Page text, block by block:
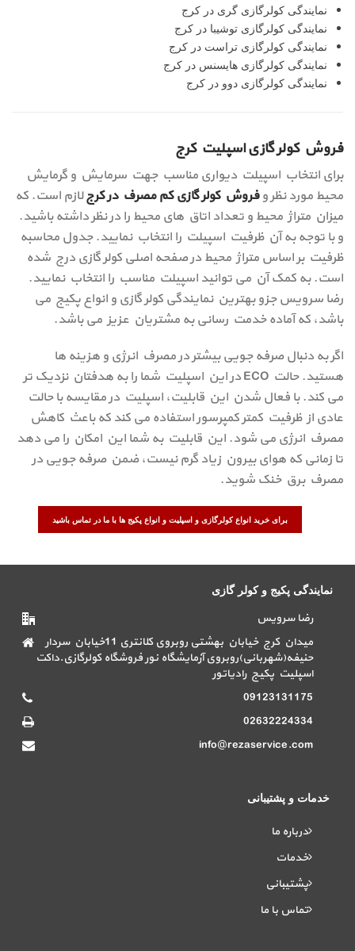
نمایندگی کولرگازی گری در کرج
نمایندگی کولرگازی توشیبا در کرج
نمایندگی کولرگازی تراست در کرج
نمایندگی کولرگازی هایسنس در کرج
نمایندگی کولرگازی دوو در کرج
فروش کولر گازی اسپلیت کرج
برای انتخاب اسپیلت دیواری مناسب جهت سرمایش و گرمایش
محیط مورد نظر وفروش کولر گازی کم مصرف در کرجلازم است. که
میزان متراژ محیط و تعداد اتاق های محیط را در نظر داشته باشید.
و با توجه به آن ظرفیت اسپیلت را انتخاب نمایید. جدول محاسبه
ظرفیت بر اساس متراژ محیط در صفحه اصلی کولر گازی درج شده
است. به کمک آن می توانید اسپیلت مناسب را انتخاب نمایید.
رضا سرویس جزو بهترین نمایندگی کولر گازی و انواع پکیج می
باشد، که آماده خدمت رسانی به مشتریان عزیز می باشد.
اگر به دنبال صرفه جویی بیشتر در مصرف انرژی و هزینه‌ ها
هستید. حالت ECO در این اسپلیت شما را به هدفتان نزدیک تر
می کند. با فعال شدن این قابلیت، اسپلیت در مقایسه با حالت
عادی از ظرفیت کمتر کمپرسور استفاده می کند که باعث کاهش
مصرف انرژی می شود. این قابلیت به شما این امکان را می دهد
تا زمانی که هوای بیرون زیاد گرم نیست، ضمن صرفه جویی در
مصرف برق خنک شوید.
برای خرید انواع کولرگازی و اسپلیت و انواع پکیج ها با ما در تماس باشید
نمایندگی پکیج و کولر گازی
رضا سرویس
میدان کرج خیابان بهشتی روبروی کلانتری 11خیابان سردار
حنیفه(شهربانی)روبروی آزمایشگاه نور فروشگاه کولرگازی.داکت
اسپلیت پکیج رادیاتور
09123131175
02632224334
info@rezaservice.com
خدمات و پشتیبانی
درباره ما
خدمات
پشتیبانی
تماس با ما